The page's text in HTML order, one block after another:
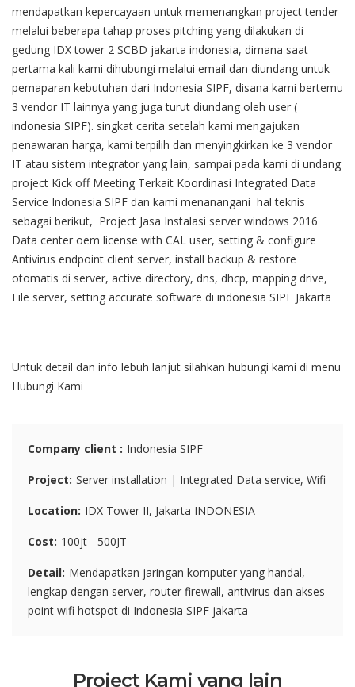
mendapatkan kepercayaan untuk memenangkan project tender
melalui beberapa tahap proses pitching yang dilakukan di
gedung IDX tower 2 SCBD jakarta indonesia, dimana saat
pertama kali kami dihubungi melalui email dan diundang untuk
pemaparan kebutuhan dari Indonesia SIPF, disana kami bertemu
3 vendor IT lainnya yang juga turut diundang oleh user (
indonesia SIPF). singkat cerita setelah kami mengajukan
penawaran harga, kami terpilih dan menyingkirkan ke 3 vendor
IT atau sistem integrator yang lain, sampai pada kami di undang
project Kick off Meeting Terkait Koordinasi Integrated Data
Service Indonesia SIPF dan kami menanangani hal teknis
sebagai berikut, Project Jasa Instalasi server windows 2016
Data center oem license with CAL user, setting & configure
Antivirus endpoint client server, install backup & restore
otomatis di server, active directory, dns, dhcp, mapping drive,
File server, setting accurate software di indonesia SIPF Jakarta
Untuk detail dan info lebuh lanjut silahkan hubungi kami di menu
Hubungi Kami
Company client Indonesia SIPF
Project Server installation | Integrated Data service, Wifi
Location IDX Tower II, Jakarta INDONESIA
Cost 100jt - 500JT
Detail Mendapatkan jaringan komputer yang handal,
lengkap dengan server, router firewall, antivirus dan akses
point wifi hotspot di Indonesia SIPF jakarta
Project Kami yang lain